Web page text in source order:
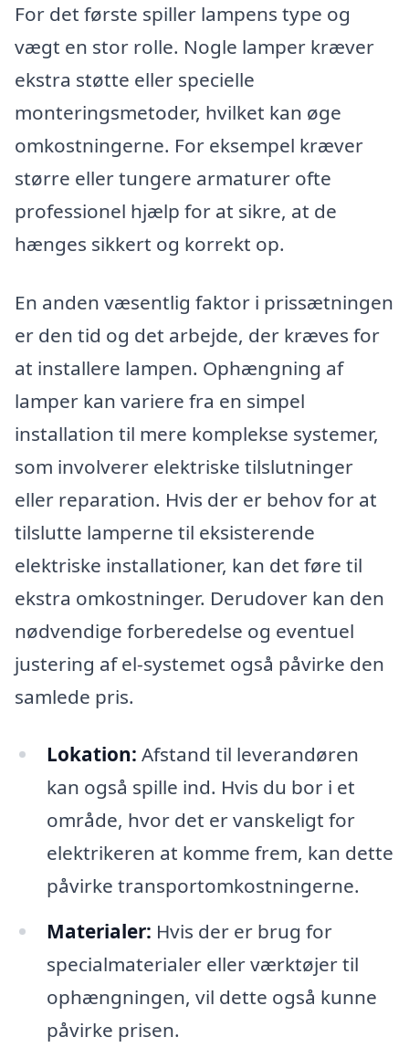
For det første spiller lampens type og
vægt en stor rolle. Nogle lamper kræver
ekstra støtte eller specielle
monteringsmetoder, hvilket kan øge
omkostningerne. For eksempel kræver
større eller tungere armaturer ofte
professionel hjælp for at sikre, at de
hænges sikkert og korrekt op.
En anden væsentlig faktor i prissætningen
er den tid og det arbejde, der kræves for
at installere lampen. Ophængning af
lamper kan variere fra en simpel
installation til mere komplekse systemer,
som involverer elektriske tilslutninger
eller reparation. Hvis der er behov for at
tilslutte lamperne til eksisterende
elektriske installationer, kan det føre til
ekstra omkostninger. Derudover kan den
nødvendige forberedelse og eventuel
justering af el-systemet også påvirke den
samlede pris.
Lokation: Afstand til leverandøren
kan også spille ind. Hvis du bor i et
område, hvor det er vanskeligt for
elektrikeren at komme frem, kan dette
påvirke transportomkostningerne.
Materialer: Hvis der er brug for
specialmaterialer eller værktøjer til
ophængningen, vil dette også kunne
påvirke prisen.